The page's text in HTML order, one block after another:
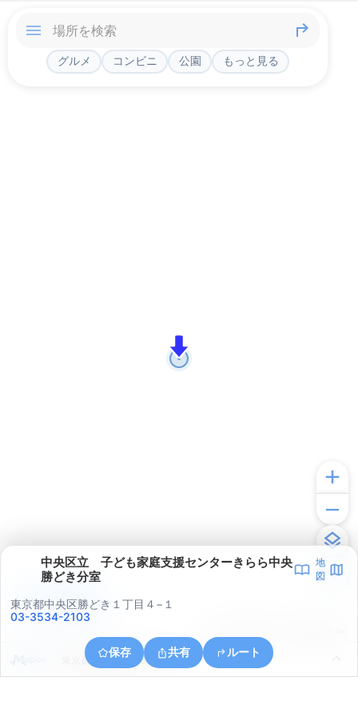
グルメ コンビニ 公園 もっと見る
中央区立 子ども家庭支援センターきらら中央
勝どき分室
地
図
東京都中央区勝どき１丁目４−１
03-3534-2103
保存 共有 ルート
東京都江東区豊洲６丁目６
アプリで見る